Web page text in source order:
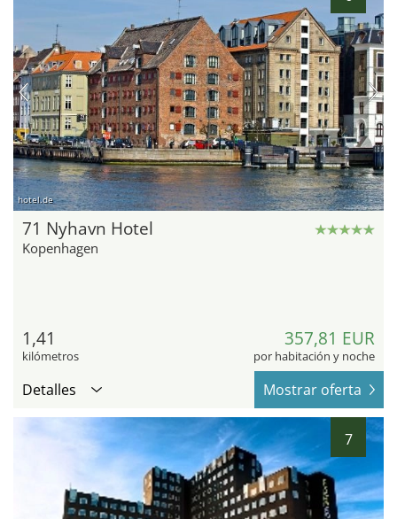
hotel.de
71 Nyhavn Hotel
Kopenhagen
1,41
kilómetros
357,81 EUR
por habitación y noche
Detalles Mostrar oferta
7